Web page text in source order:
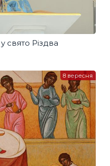
свято Різдва
8 вересня